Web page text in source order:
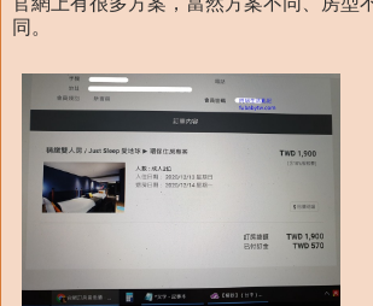
同。